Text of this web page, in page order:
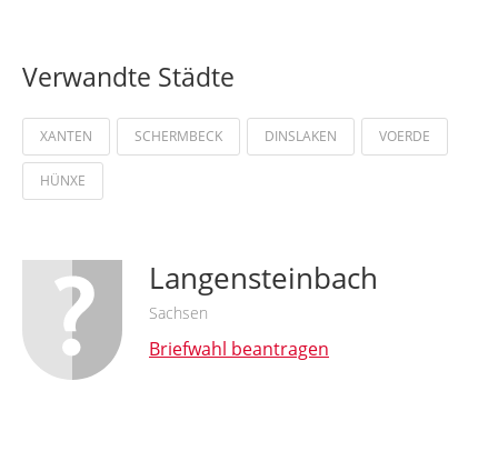
Verwandte Städte
XANTEN SCHERMBECK DINSLAKEN VOERDE
HÜNXE
Langensteinbach
Sachsen
Briefwahl beantragen